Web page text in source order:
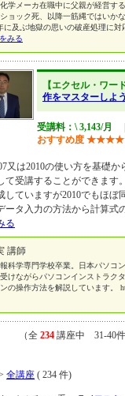
学メーカ在職中に父親が経営す
ョック死、以降一筋縄ではいか
に及ぶ地獄の思いの破産処理に
みる
【エクセル・ワー
作をマスターしよ
受講料：\ 3,143/月
おすすめ度 ★★★★
又は2010の使い方を基礎
て受講することができます
していますが2010でもほぼ
ータ入力の方法から計算式
る
講師
科学専門学校卒業。日本パソコ
けながらパソコンインストラク
の操作方法を解説しています。
（全 234 講座中 31-40
全講座 ( 234 件)